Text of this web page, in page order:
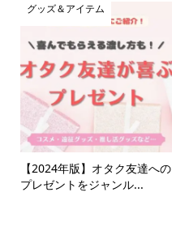
グッズ＆アイテム
【2024年版】オタク友達への
プレゼントをジャンル...